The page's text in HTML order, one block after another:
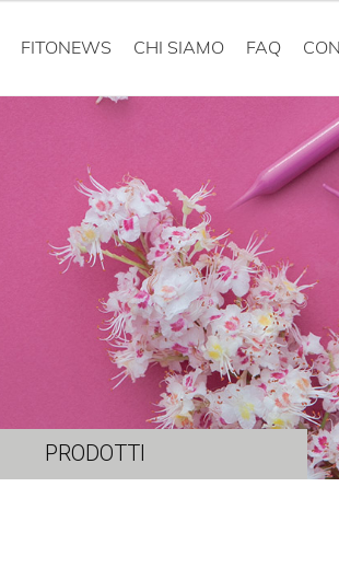
FITONEWS CHI SIAMO FAQ
PRODOTTI